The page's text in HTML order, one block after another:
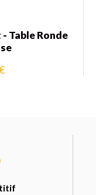
Table Ronde